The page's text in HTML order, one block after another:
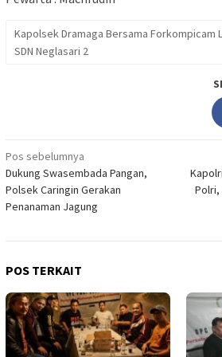
Kapolsek Dramaga Bersama Forkompicam
SDN Neglasari 2
Navigasi
pos
Pos sebelumnya
Dukung Swasembada Pangan,
Polsek Caringin Gerakan
Penanaman Jagung
Polri,
POS TERKAIT